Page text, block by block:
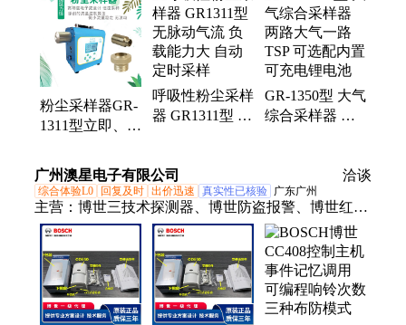
物采样、β射线烟尘直读检测仪、环境空气综合采样
器、WBGT指数仪、水质自动采样器、大流量采样
器、碳排放监测仪、红外CO分析仪、浓缩微生物采
样器、深水洗井采样器、便携式水样抽滤器、烟气综
合分析仪、红外CO2分析仪、恶臭气体检测仪、水质
抽滤仪、红外烟气综合分析仪、紫外臭氧测定仪、便
粉尘采样器GR-
1311型立即、定
择 厂家现货直
供
呼吸性粉尘采样
器 GR1311型 无
时采样
GR-1350型 大气
综合采样器 两
广州澳星电子有限公司 洽谈
综合体验L0 回复及时 出价迅速 真实性已核验 广东广州
主营： 博世三技术探测器、博世防盗报警、博世红外
双鉴探测器、DS7400报警主机、海康威视报警系
统、脉冲电子围栏、博世品牌红外对射、网络入侵报
警系统、报警主机DS7400、脉冲电子围栏系统、红
外双鉴探测器、博世入侵报警系统、博世报警系统、
博世振动探测器、博世玻璃破碎探测器、博世吸顶探